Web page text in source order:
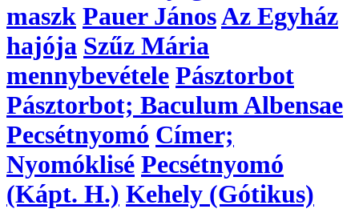
maszk Pauer JánosAz Egyház
hajója Szűz Mária
mennybevétele Pásztorbot
Pásztorbot; Baculum Albensae
Pecsétnyomó Címer;
Nyomóklisé Pecsétnyomó
(Kápt. H.) Kehely (Gótikus)